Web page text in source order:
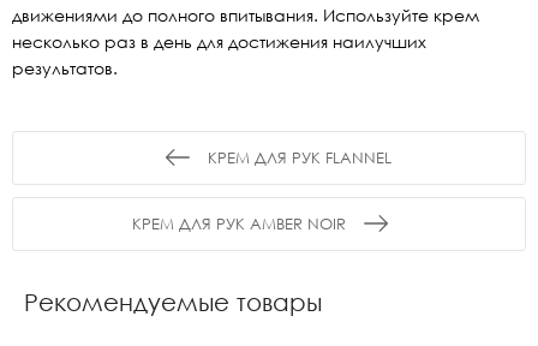
движениями до полного впитывания. Используйте крем
несколько раз в день для достижения наилучших
результатов.
КРЕМ ДЛЯ РУК FLANNEL
КРЕМ ДЛЯ РУК AMBER NOIR
Рекомендуемые товары